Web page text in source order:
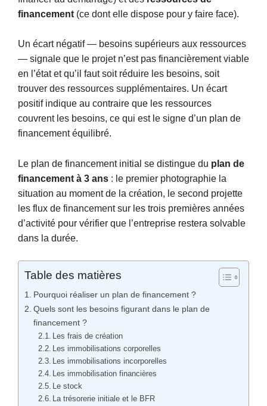
financement (ce dont elle dispose pour y faire face).
Un écart négatif — besoins supérieurs aux ressources
— signale que le projet n’est pas financièrement viable
en l’état et qu’il faut soit réduire les besoins, soit
trouver des ressources supplémentaires. Un écart
positif indique au contraire que les ressources
couvrent les besoins, ce qui est le signe d’un plan de
financement équilibré.
Le plan de financement initial se distingue du plan de
financement à 3 ans : le premier photographie la
situation au moment de la création, le second projette
les flux de financement sur les trois premières années
d’activité pour vérifier que l’entreprise restera solvable
dans la durée.
Table des matières
Pourquoi réaliser un plan de financement ?
Quels sont les besoins figurant dans le plan de
financement ?
Les frais de création
Les immobilisations corporelles
Les immobilisations incorporelles
Les immobilisation financières
Le stock
La trésorerie initiale et le BFR